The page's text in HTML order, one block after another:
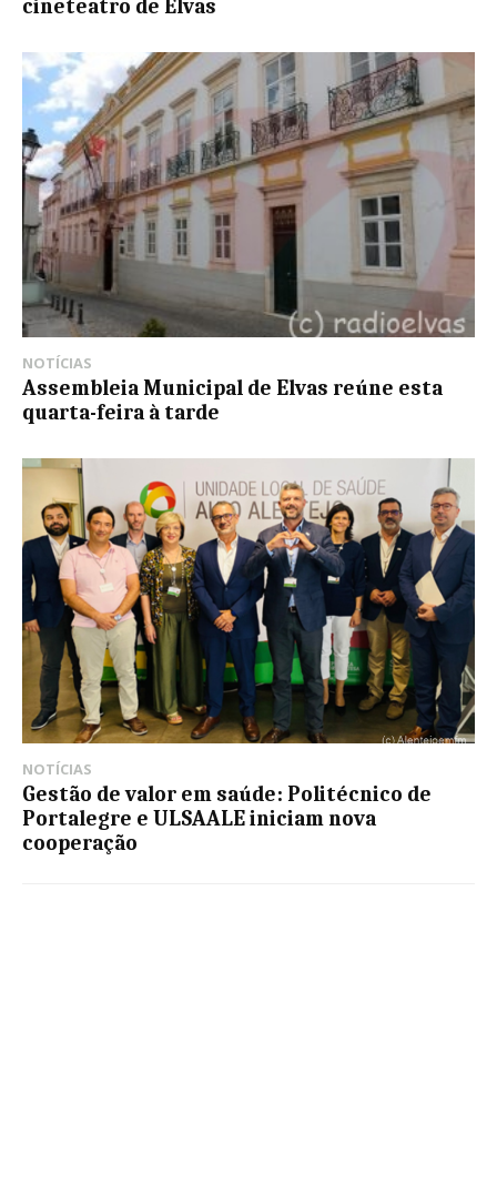
cineteatro de Elvas
NOTÍCIAS
Assembleia Municipal de Elvas reúne esta
quarta-feira à tarde
NOTÍCIAS
Gestão de valor em saúde: Politécnico de
Portalegre e ULSAALE iniciam nova
cooperação